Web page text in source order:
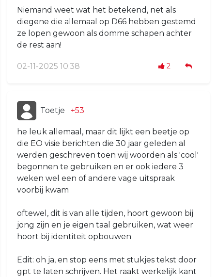
Niemand weet wat het betekend, net als
diegene die allemaal op D66 hebben gestemd
ze lopen gewoon als domme schapen achter
de rest aan!
02-11-2025 10:38 2
Toetje +53
he leuk allemaal, maar dit lijkt een beetje op
die EO visie berichten die 30 jaar geleden al
werden geschreven toen wij woorden als 'cool'
begonnen te gebruiken en er ook iedere 3
weken wel een of andere vage uitspraak
voorbij kwam
oftewel, dit is van alle tijden, hoort gewoon bij
jong zijn en je eigen taal gebruiken, wat weer
hoort bij identiteit opbouwen
Edit: oh ja, en stop eens met stukjes tekst door
gpt te laten schrijven. Het raakt werkelijk kant